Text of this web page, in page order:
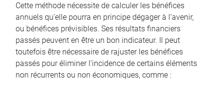
Cette méthode nécessite de calculer les bénéfices
annuels qu’elle pourra en principe dégager à l’avenir,
ou bénéfices prévisibles. Ses résultats financiers
passés peuvent en être un bon indicateur. Il peut
toutefois être nécessaire de rajuster les bénéfices
passés pour éliminer l’incidence de certains éléments
non récurrents ou non économiques, comme :